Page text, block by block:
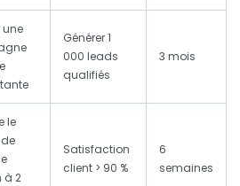
une
Générer 1
000 leads
qualifiés
3 mois
le
à 2
Satisfaction
client > 90 %
6
semaines